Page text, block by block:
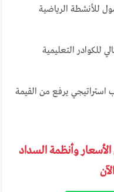
للأنشطة الرياضية
للكوادر التعليمية
استراتيجي يرفع من القيمة
الأسعار وأنظمة السداد